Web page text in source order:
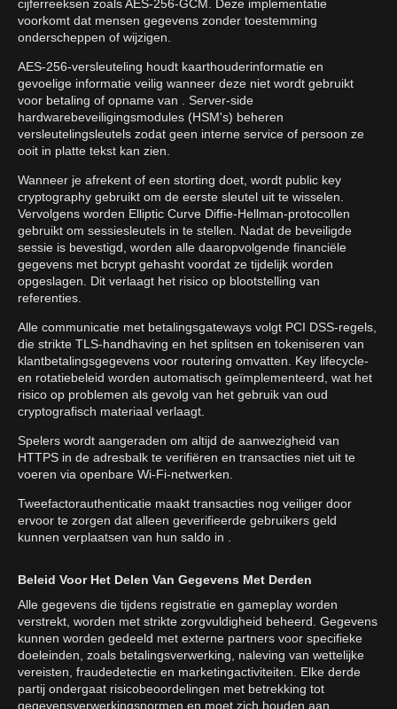
cijferreeksen zoals AES-256-GCM. Deze implementatie
voorkomt dat mensen gegevens zonder toestemming
onderscheppen of wijzigen.
AES-256-versleuteling houdt kaarthouderinformatie en
gevoelige informatie veilig wanneer deze niet wordt gebruikt
voor betaling of opname van . Server-side
hardwarebeveiligingsmodules (HSM's) beheren
versleutelingsleutels zodat geen interne service of persoon ze
ooit in platte tekst kan zien.
Wanneer je afrekent of een storting doet, wordt public key
cryptography gebruikt om de eerste sleutel uit te wisselen.
Vervolgens worden Elliptic Curve Diffie-Hellman-protocollen
gebruikt om sessiesleutels in te stellen. Nadat de beveiligde
sessie is bevestigd, worden alle daaropvolgende financiële
gegevens met bcrypt gehasht voordat ze tijdelijk worden
opgeslagen. Dit verlaagt het risico op blootstelling van
referenties.
Alle communicatie met betalingsgateways volgt PCI DSS-regels,
die strikte TLS-handhaving en het splitsen en tokeniseren van
klantbetalingsgegevens voor routering omvatten. Key lifecycle-
en rotatiebeleid worden automatisch geïmplementeerd, wat het
risico op problemen als gevolg van het gebruik van oud
cryptografisch materiaal verlaagt.
Spelers wordt aangeraden om altijd de aanwezigheid van
HTTPS in de adresbalk te verifiëren en transacties niet uit te
voeren via openbare Wi-Fi-netwerken.
Tweefactorauthenticatie maakt transacties nog veiliger door
ervoor te zorgen dat alleen geverifieerde gebruikers geld
kunnen verplaatsen van hun saldo in .
Beleid Voor Het Delen Van Gegevens Met Derden
Alle gegevens die tijdens registratie en gameplay worden
verstrekt, worden met strikte zorgvuldigheid beheerd. Gegevens
kunnen worden gedeeld met externe partners voor specifieke
doeleinden, zoals betalingsverwerking, naleving van wettelijke
vereisten, fraudedetectie en marketingactiviteiten. Elke derde
partij ondergaat risicobeoordelingen met betrekking tot
gegevensverwerkingsnormen en moet zich houden aan